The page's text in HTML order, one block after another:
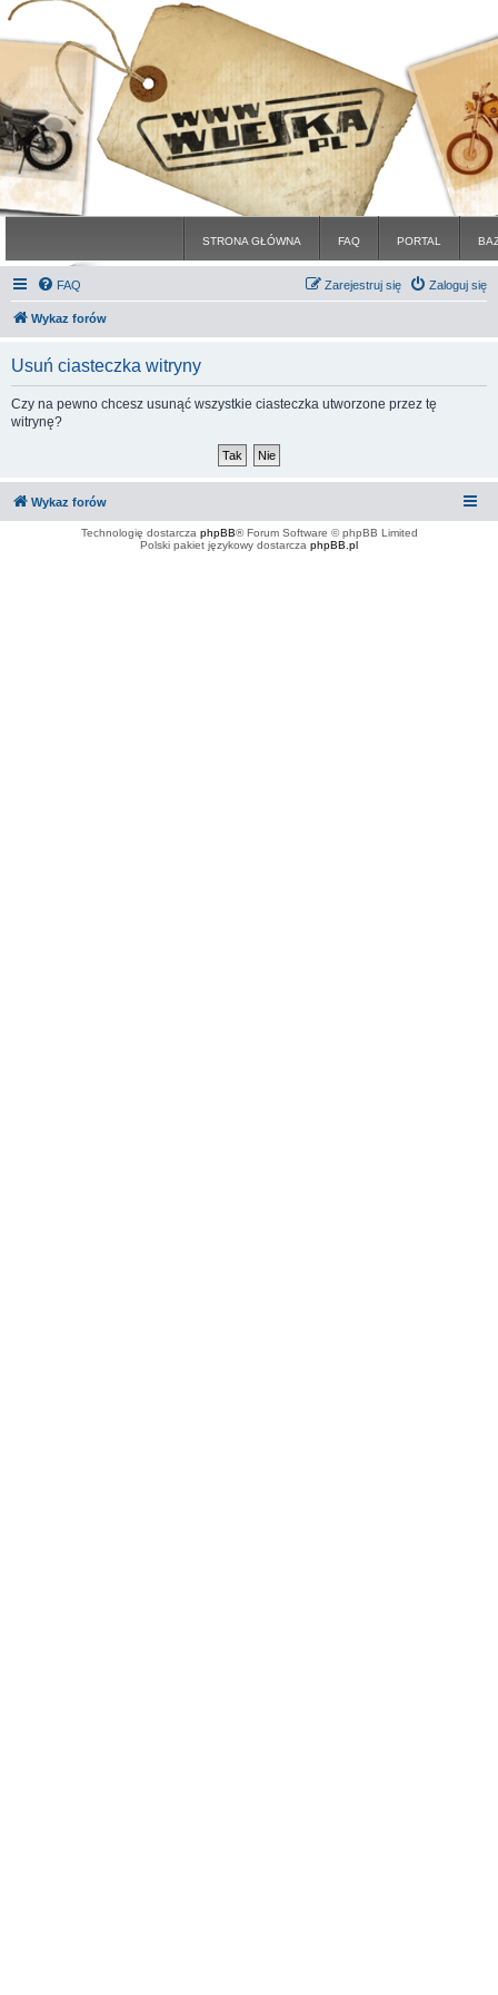
STRONA GŁÓWNA FAQ PORTAL
FAQ Zaloguj się
Zarejestruj się
Wykaz forów
Usuń ciasteczka witryny
Czy na pewno chcesz usunąć wszystkie ciasteczka utworzone przez tę
witrynę?
Wykaz forów
Technologię dostarcza phpBB® Forum Software © phpBB Limited
Polski pakiet językowy dostarcza phpBB.pl